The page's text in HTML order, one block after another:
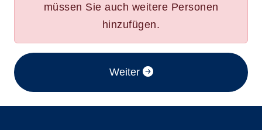
müssen Sie auch weitere Personen
hinzufügen.
Weiter im Anmeldeverfahren